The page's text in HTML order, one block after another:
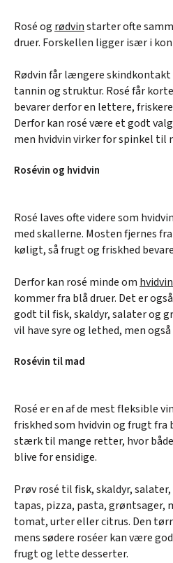
Rosé ogrødvinstarter ofte
druer. Forskellen ligger især i
Rødvin får længere skindkontakt
tannin og struktur. Rosé får
bevarer derfor en lettere,
Derfor kan rosé være et godt
men hvidvin virker for spinkel til
Rosévin og hvidvin
Rosé laves ofte videre som
med skallerne. Mosten fjernes
køligt, så frugt og friskhed
Derfor kan rosé minde omhvidvin
kommer fra blå druer. Det er
godt til fisk, skaldyr, salater og
vil have syre og lethed, men
Rosévin til mad
Rosé er en af de mest fleksible
friskhed som hvidvin og frugt fra
stærk til mange retter, hvor
blive for ensidige.
Prøv rosé til fisk, skaldyr,
tapas, pizza, pasta, grøntsager,
tomat, urter eller citrus. Den
mens sødere roséer kan være
frugt og lette desserter.